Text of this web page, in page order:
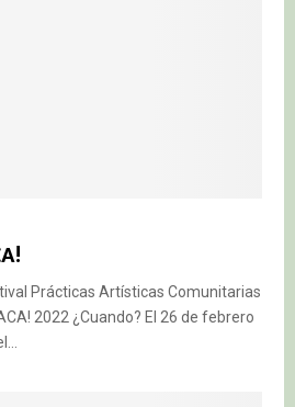
Prácticas Artísticas Comunitarias
2022 ¿Cuando? El 26 de febrero